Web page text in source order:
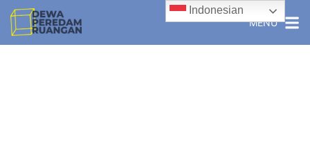
MENU
Indonesian